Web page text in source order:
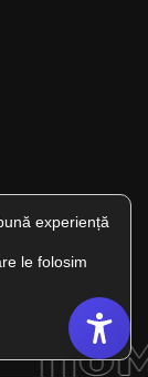
experiență
le folosim